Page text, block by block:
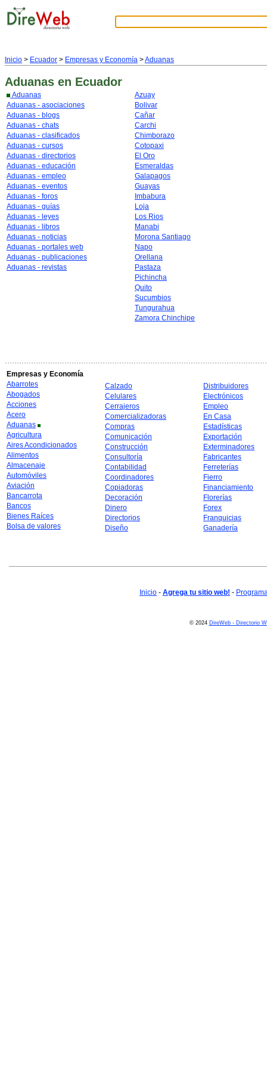
Inicio > Ecuador > Empresas y Economía >Aduanas
Aduanas en Ecuador
Aduanas
Aduanas - asociaciones
Aduanas - blogs
Aduanas - chats
Aduanas - clasificados
Aduanas - cursos
Aduanas - directorios
Aduanas - educación
Aduanas - empleo
Aduanas - eventos
Aduanas - foros
Aduanas - guías
Aduanas - leyes
Aduanas - libros
Aduanas - noticias
Aduanas - portales web
Aduanas - publicaciones
Aduanas - revistas
Azuay
Bolivar
Cañar
Carchi
Chimborazo
Cotopaxi
El Oro
Esmeraldas
Galapagos
Guayas
Imbabura
Loja
Los Rios
Manabi
Morona Santiago
Napo
Orellana
Pastaza
Pichincha
Quito
Sucumbios
Tungurahua
Zamora Chinchipe
Empresas y Economía
Abarrotes
Abogados
Acciones
Acero
Aduanas
Agricultura
Aires Acondicionados
Alimentos
Almacenaje
Automóviles
Aviación
Bancarrota
Bancos
Bienes Raíces
Bolsa de valores
Calzado
Celulares
Cerrajeros
Comercializadoras
Compras
Comunicación
Construcción
Consultoría
Contabilidad
Coordinadores
Copiadoras
Decoración
Dinero
Directorios
Diseño
Distribuidores
Electrónicos
Empleo
En Casa
Estadísticas
Exportación
Exterminadores
Fabricantes
Ferreterías
Fierro
Financiamiento
Florerías
Forex
Franquicias
Ganadería
Inicio - Agrega tu sitio web! -
© 2024 DireWeb - Directorio